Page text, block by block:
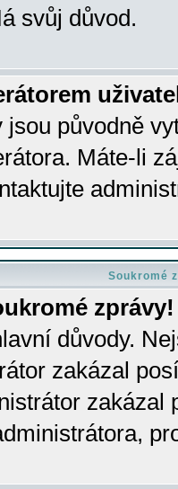
svůj důvod.
jsou původně
Máte-li
Soukromé
zprávy!
důvody.
zakázal
zakázal